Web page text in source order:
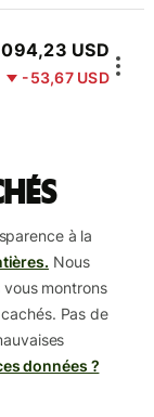
094,23 USD
-53,67 USD
à la
Nous
montrons
Pas de
données ?